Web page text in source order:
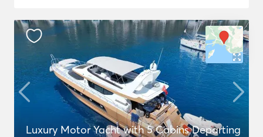
Luxury Motor Yacht with 5 Cabins Departing